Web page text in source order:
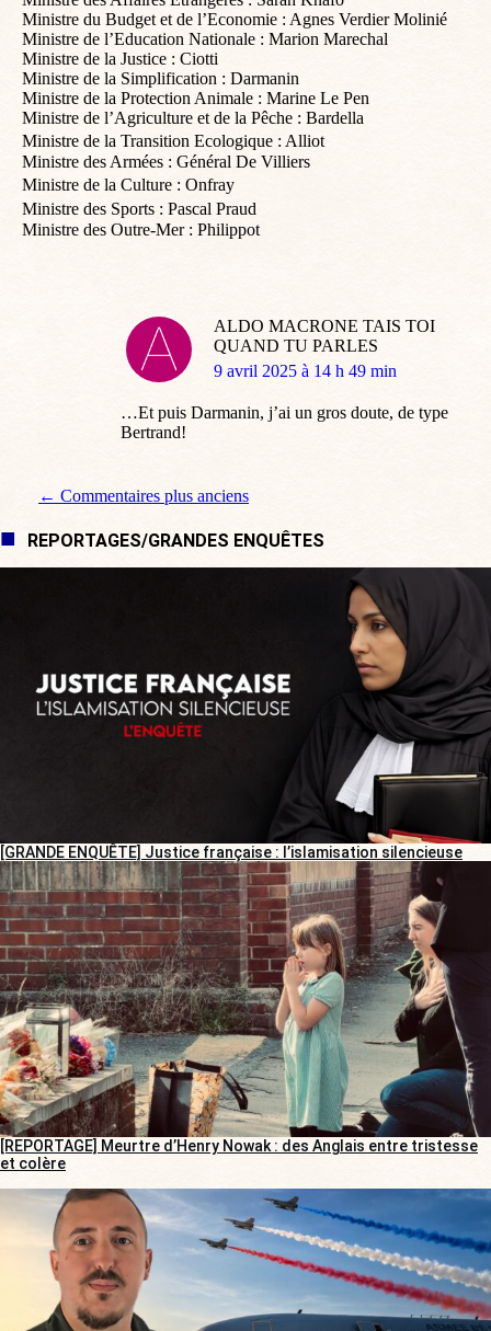
Ministre du Budget et de l’Economie : Agnes Verdier Molinié
Ministre de l’Education Nationale : Marion Marechal
Ministre de la Justice : Ciotti
Ministre de la Simplification : Darmanin
Ministre de la Protection Animale : Marine Le Pen
Ministre de l’Agriculture et de la Pêche : Bardella
Ministre de la Transition Ecologique : Alliot
Ministre des Armées : Général De Villiers
Ministre de la Culture : Onfray
Ministre des Sports : Pascal Praud
Ministre des Outre-Mer : Philippot
ALDO MACRONE TAIS TOI
QUAND TU PARLES
dit
9 avril 2025 à 14 h 49 min
…Et puis Darmanin, j’ai un gros doute, de type
Bertrand!
Navigation de commentaire
← Commentaires plus anciens
REPORTAGES/GRANDES ENQUÊTES
[GRANDE ENQUÊTE] Justice française : l’islamisation silencieuse
[REPORTAGE] Meurtre d’Henry Nowak : des Anglais entre tristesse
et colère